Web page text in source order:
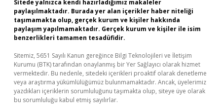
Sitede yalnızca kendi hazırladığımız makaleler
paylaşılmaktadır. Burada yer alan içerikler haber niteliği
taşımamakta olup, gerçek kurum ve kişiler hakkında
paylaşım yapılmamaktadır. Gerçek kurum ve kişiler ile isim
benzerlikleri tamamen tesadüfidir.
Sitemiz, 5651 Sayılı Kanun gereğince Bilgi Teknolojileri ve İletişim
Kurumu (BTK) tarafından onaylanmış bir Yer Sağlayıcı olarak hizmet
vermektedir. Bu nedenle, sitedeki içerikleri proaktif olarak denetleme
veya araştırma yükümlülüğümüz bulunmamaktadır. Ancak, üyelerimiz
yazdıkları içeriklerin sorumluluğunu taşımakta olup, siteye üye olarak
bu sorumluluğu kabul etmiş sayılırlar.